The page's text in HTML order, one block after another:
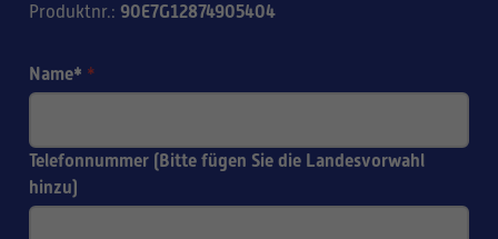
Produktnr.: 90E7G12874905404
Name* *
Telefonnummer (Bitte fügen Sie die Landesvorwahl
hinzu)